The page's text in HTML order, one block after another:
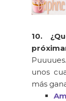
10.
unos
más